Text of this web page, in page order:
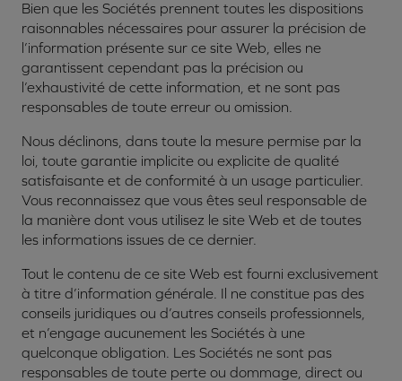
Bien que les Sociétés prennent toutes les dispositions
raisonnables nécessaires pour assurer la précision de
l’information présente sur ce site Web, elles ne
garantissent cependant pas la précision ou
l’exhaustivité de cette information, et ne sont pas
responsables de toute erreur ou omission.
Nous déclinons, dans toute la mesure permise par la
loi, toute garantie implicite ou explicite de qualité
satisfaisante et de conformité à un usage particulier.
Vous reconnaissez que vous êtes seul responsable de
la manière dont vous utilisez le site Web et de toutes
les informations issues de ce dernier.
Tout le contenu de ce site Web est fourni exclusivement
à titre d’information générale. Il ne constitue pas des
conseils juridiques ou d’autres conseils professionnels,
et n’engage aucunement les Sociétés à une
quelconque obligation. Les Sociétés ne sont pas
responsables de toute perte ou dommage, direct ou